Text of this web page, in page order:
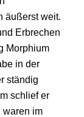
äußerst weit.
Erbrechen
Morphium
in der
ständig
schlief er
waren im